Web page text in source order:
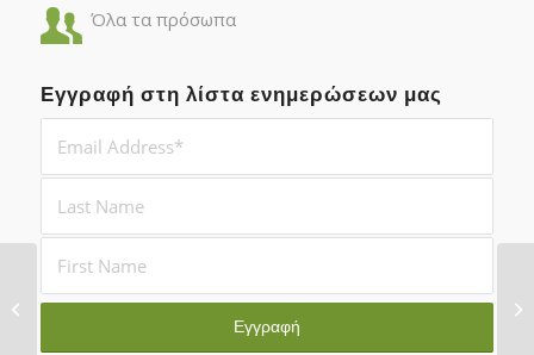
Όλα τα πρόσωπα
Εγγραφή στη λίστα ενημερώσεων μας
Εμμανουήλ Ανδ.